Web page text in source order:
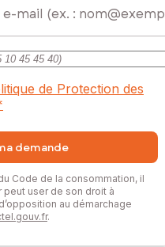
de Protection des
demande
Code de la consommation, il
user de son droit à
au démarchage
.